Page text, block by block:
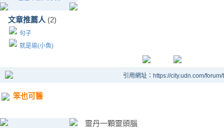
文章推薦人 (2)
句子
就是瑜(小魚)
引用網址：https://city.udn.com/
笨也可醫
靈丹一顆靈頭腦